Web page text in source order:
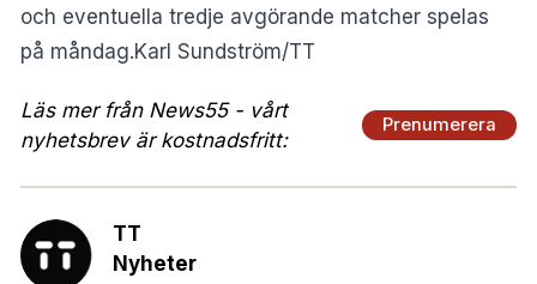
och eventuella tredje avgörande matcher spelas
på måndag.Karl Sundström/TT
Läs mer från News55 - vårt
nyhetsbrev är kostnadsfritt:
Prenumerera
TT
Nyheter